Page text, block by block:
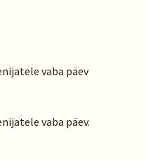
vaba päev
vaba päev.